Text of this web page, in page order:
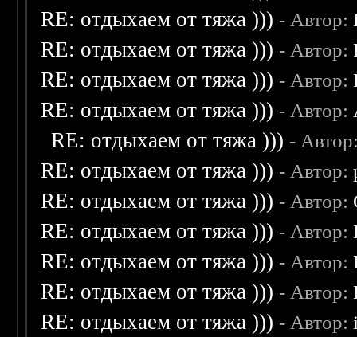
RE: отдыхаем от тяжа ))) - Автор:
RE: отдыхаем от тяжа ))) - Автор:
RE: отдыхаем от тяжа ))) - Автор:
RE: отдыхаем от тяжа ))) - Автор:
RE: отдыхаем от тяжа ))) -
RE: отдыхаем от тяжа ))) - Автор:
RE: отдыхаем от тяжа ))) - Автор:
RE: отдыхаем от тяжа ))) - Автор:
RE: отдыхаем от тяжа ))) - Автор:
RE: отдыхаем от тяжа ))) - Автор:
RE: отдыхаем от тяжа ))) - Автор: